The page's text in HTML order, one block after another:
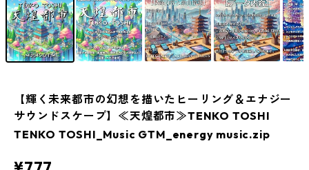
【輝く未来都市の幻想を描いたヒーリング＆エナジー
サウンドスケープ】≪天煌都市≫TENKO TOSHI
TENKO TOSHI_Music GTM_energy music.zip